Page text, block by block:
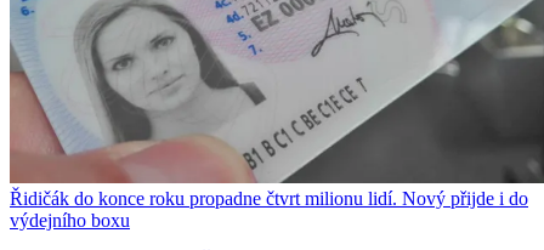
Řidičák do konce roku propadne čtvrt milionu lidí. Nový přijde i do
výdejního boxu